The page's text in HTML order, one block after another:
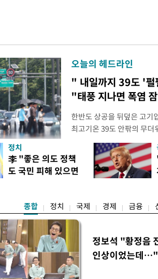
오늘의 헤드라인
" 내일까지 39도 '펄
"태풍 지나면 폭염
한반도 상공을 뒤덮은 고기
최고기온 39도 안팎의 무
'돌핀'이 지나며 기압계가
으로 주춤할 것으로 기상청
정례 브리핑을 열고 이같이
관은 "상층까지 잘 연결된
정치
李 "좋은 의도 정책
도 국민 피해 있으면
종합 정치 국제 경제 금융
정보석 "황정음
인상이었는데…"